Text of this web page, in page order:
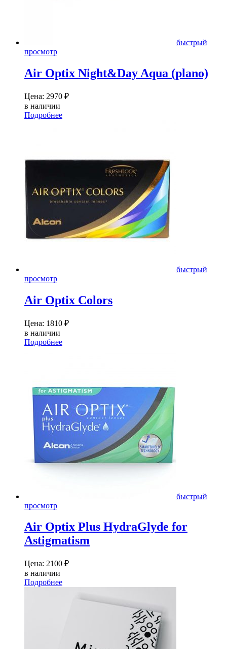
быстрый
просмотр
Air Optix Night&Day Aqua (plano)
Цена: 2970 ₽
в наличии
Подробнее
быстрый
просмотр
Air Optix Colors
Цена: 1810 ₽
в наличии
Подробнее
быстрый
просмотр
Air Optix Plus HydraGlyde for
Astigmatism
Цена: 2100 ₽
в наличии
Подробнее